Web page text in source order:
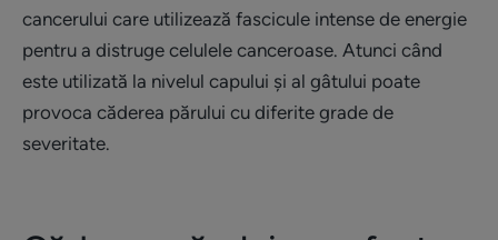
cancerului care utilizează fascicule intense de energie
pentru a distruge celulele canceroase. Atunci când
este utilizată la nivelul capului și al gâtului poate
provoca căderea părului cu diferite grade de
severitate.